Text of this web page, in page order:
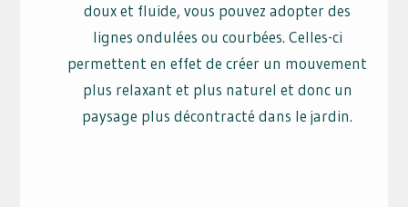
doux et fluide, vous pouvez adopter des
lignes ondulées ou courbées. Celles-ci
permettent en effet de créer un mouvement
plus relaxant et plus naturel et donc un
paysage plus décontracté dans le jardin.